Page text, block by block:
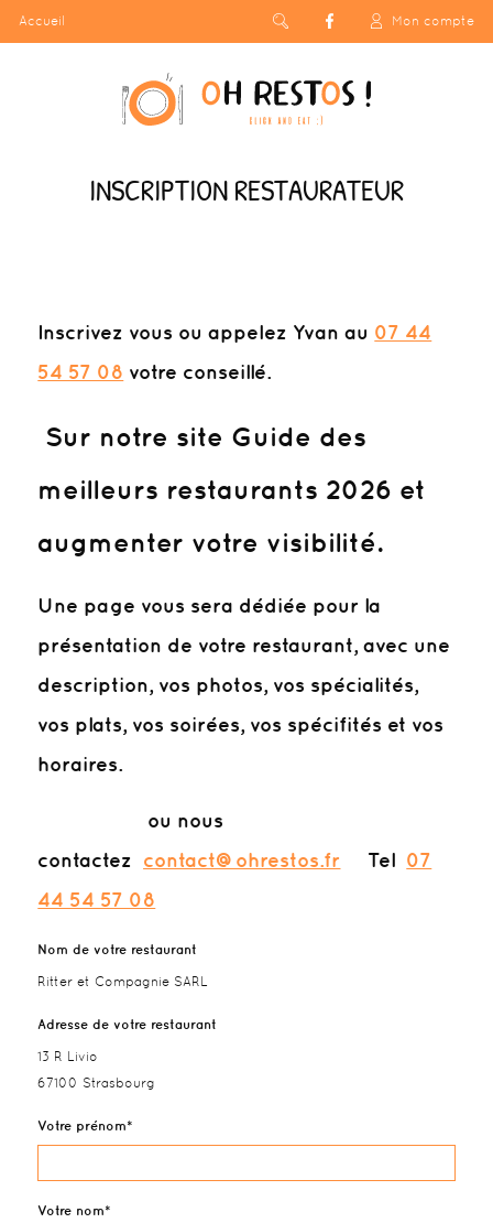
Accueil Mon compte
INSCRIPTION RESTAURATEUR
Inscrivez vous ou appelez Yvan au 07 44
54 57 08 votre conseillé.
Sur notre site Guide des
meilleurs restaurants 2026 et
augmenter votre visibilité.
Une page vous sera dédiée pour la
présentation de votre restaurant, avec une
description, vos photos, vos spécialités,
vos plats, vos soirées, vos spécifités et vos
horaires.
ou nous
contactez contact@ohrestos.fr Tel 07
44 54 57 08
Nom de votre restaurant
Ritter et Compagnie SARL
Adresse de votre restaurant
13 R Livio
67100 Strasbourg
Votre prénom
Votre nom